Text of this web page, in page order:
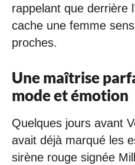
rappelant que derrière
cache une femme
proches.
Une maîtrise
mode et émotion
Quelques jours avant
avait déjà marqué les
sirène rouge signée